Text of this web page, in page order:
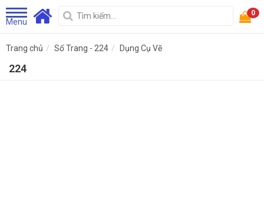
Menu
0
Trang chủ Số Trang - 224 Dụng Cụ Vẽ
224